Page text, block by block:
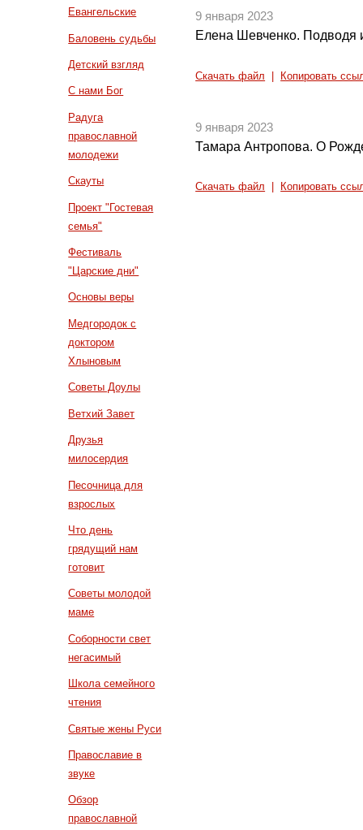
Евангельские
Баловень судьбы
Детский взгляд
С нами Бог
Радуга
православной
молодежи
Скауты
Проект "Гостевая
семья"
Фестиваль
"Царские дни"
Основы веры
Медгородок с
доктором
Хлыновым
Советы Доулы
Ветхий Завет
Друзья
милосердия
Песочница для
взрослых
Что день
грядущий нам
готовит
Советы молодой
маме
Соборности свет
негасимый
Школа семейного
чтения
Святые жены Руси
Православие в
звуке
Обзор
православной
9 января 2023
Елена Шевченко. Подводя
Скачать файл Копировать
9 января 2023
Тамара Антропова. О
Скачать файл Копировать